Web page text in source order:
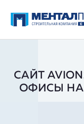
САЙТ
ОФИСЫ